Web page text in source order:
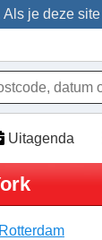
je deze
Uitagenda
Rotterdam